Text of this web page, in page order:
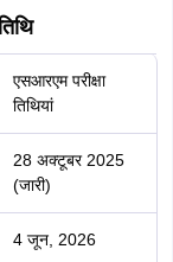
एसआरएम परीक्षा
तिथियां
28 अक्टूबर 2025
(जारी)
4 जून, 2026